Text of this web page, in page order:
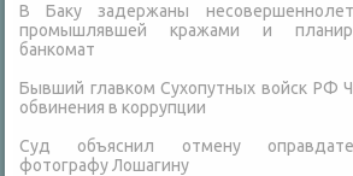
В Баку задержаны
промышлявшей кражами и
банкомат
Бывший главком Сухопутных войск РФ
обвинения в коррупции
Суд объяснил отмену
фотографу Лошагину